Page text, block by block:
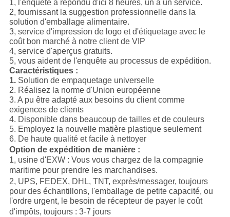
1, l'enquête a répondu d'ici 8 heures, un à un service.
2, fournissant la suggestion professionnelle dans la
solution d'emballage alimentaire.
3, service d'impression de logo et d'étiquetage avec le
coût bon marché à notre client de VIP
4, service d'aperçus gratuits.
5, vous aident de l'enquête au processus de expédition.
Caractéristiques :
1. Solution de empaquetage universelle
2. Réalisez la norme d'Union européenne
3. A pu être adapté aux besoins du client comme
exigences de clients
4. Disponible dans beaucoup de tailles et de couleurs
5. Employez la nouvelle matière plastique seulement
6. De haute qualité et facile à nettoyer
Option de expédition de manière :
1, usine d'EXW : Vous vous chargez de la compagnie
maritime pour prendre les marchandises.
2, UPS, FEDEX, DHL, TNT, exprès/messager, toujours
pour des échantillons, l'emballage de petite capacité, ou
l'ordre urgent, le besoin de récepteur de payer le coût
d'impôts, toujours : 3-7 jours